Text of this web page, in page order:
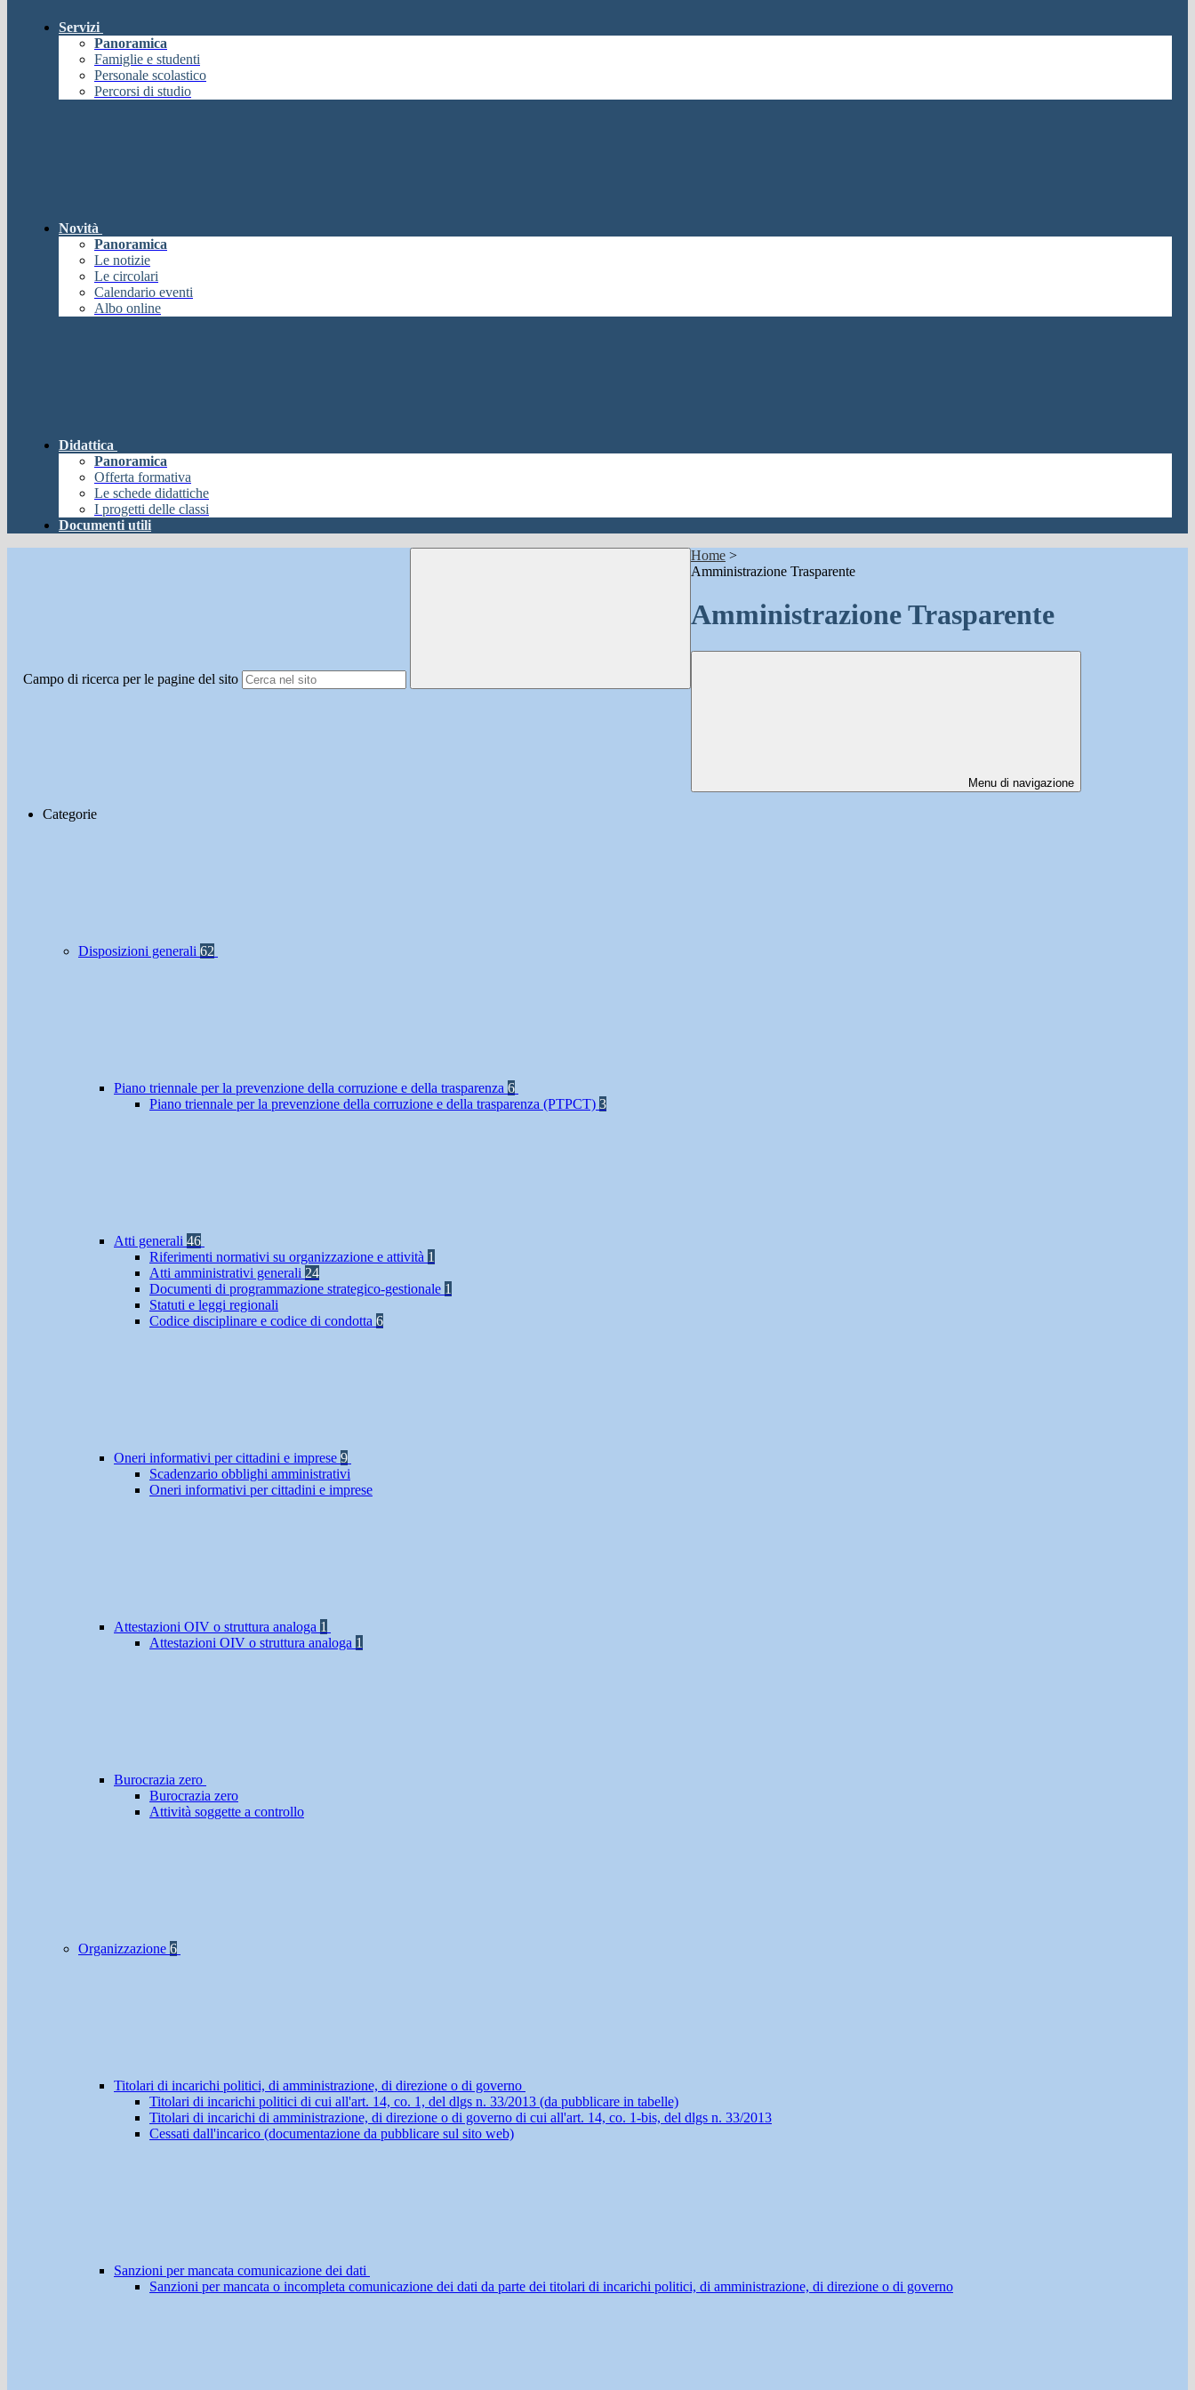
Servizi
Panoramica
Famiglie e studenti
Personale scolastico
Percorsi di studio
Novità
Panoramica
Le notizie
Le circolari
Calendario eventi
Albo online
Didattica
Panoramica
Offerta formativa
Le schede didattiche
I progetti delle classi
Documenti utili
Campo di ricerca per le pagine del sito
Home >
Amministrazione Trasparente
Amministrazione Trasparente
Menu di navigazione
Categorie
Disposizioni generali 62
Piano triennale per la prevenzione della corruzione e della trasparenza 6
Piano triennale per la prevenzione della corruzione e della trasparenza (PTPCT) 3
Atti generali 46
Riferimenti normativi su organizzazione e attività 1
Atti amministrativi generali 24
Documenti di programmazione strategico-gestionale 1
Statuti e leggi regionali
Codice disciplinare e codice di condotta 6
Oneri informativi per cittadini e imprese 9
Scadenzario obblighi amministrativi
Oneri informativi per cittadini e imprese
Attestazioni OIV o struttura analoga 1
Attestazioni OIV o struttura analoga 1
Burocrazia zero
Burocrazia zero
Attività soggette a controllo
Organizzazione 6
Titolari di incarichi politici, di amministrazione, di direzione o di governo
Titolari di incarichi politici di cui all'art. 14, co. 1, del dlgs n. 33/2013 (da pubblicare in tabelle)
Titolari di incarichi di amministrazione, di direzione o di governo di cui all'art. 14, co. 1-bis, del dlgs n. 33/2013
Cessati dall'incarico (documentazione da pubblicare sul sito web)
Sanzioni per mancata comunicazione dei dati
Sanzioni per mancata o incompleta comunicazione dei dati da parte dei titolari di incarichi politici, di amministrazione, di direzione o di governo